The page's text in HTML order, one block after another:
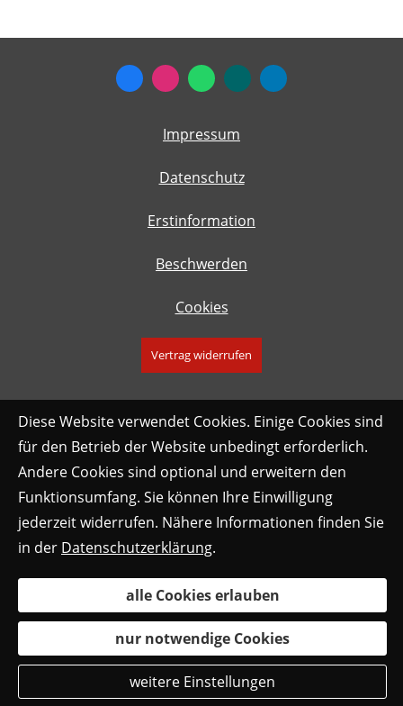
Impressum
Datenschutz
Erstinformation
Beschwerden
Cookies
Vertrag widerrufen
Diese Website verwendet Cookies. Einige Cookies sind
für den Betrieb der Website unbedingt erforderlich.
Andere Cookies sind optional und erweitern den
Funktionsumfang. Sie können Ihre Einwilligung
jederzeit widerrufen. Nähere Informationen finden Sie
in der Datenschutzerklärung.
alle Cookies erlauben
nur notwendige Cookies
weitere Einstellungen